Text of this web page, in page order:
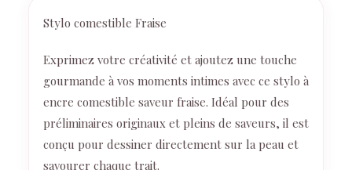
Stylo comestible Fraise
Exprimez votre créativité et ajoutez une touche
gourmande à vos moments intimes avec ce stylo à
encre comestible saveur fraise. Idéal pour des
préliminaires originaux et pleins de saveurs, il est
conçu pour dessiner directement sur la peau et
savourer chaque trait.